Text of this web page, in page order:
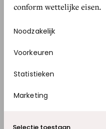
conform wettelijke eisen.
Toestemmingsselectie
Noodzakelijk
Voorkeuren
Statistieken
Marketing